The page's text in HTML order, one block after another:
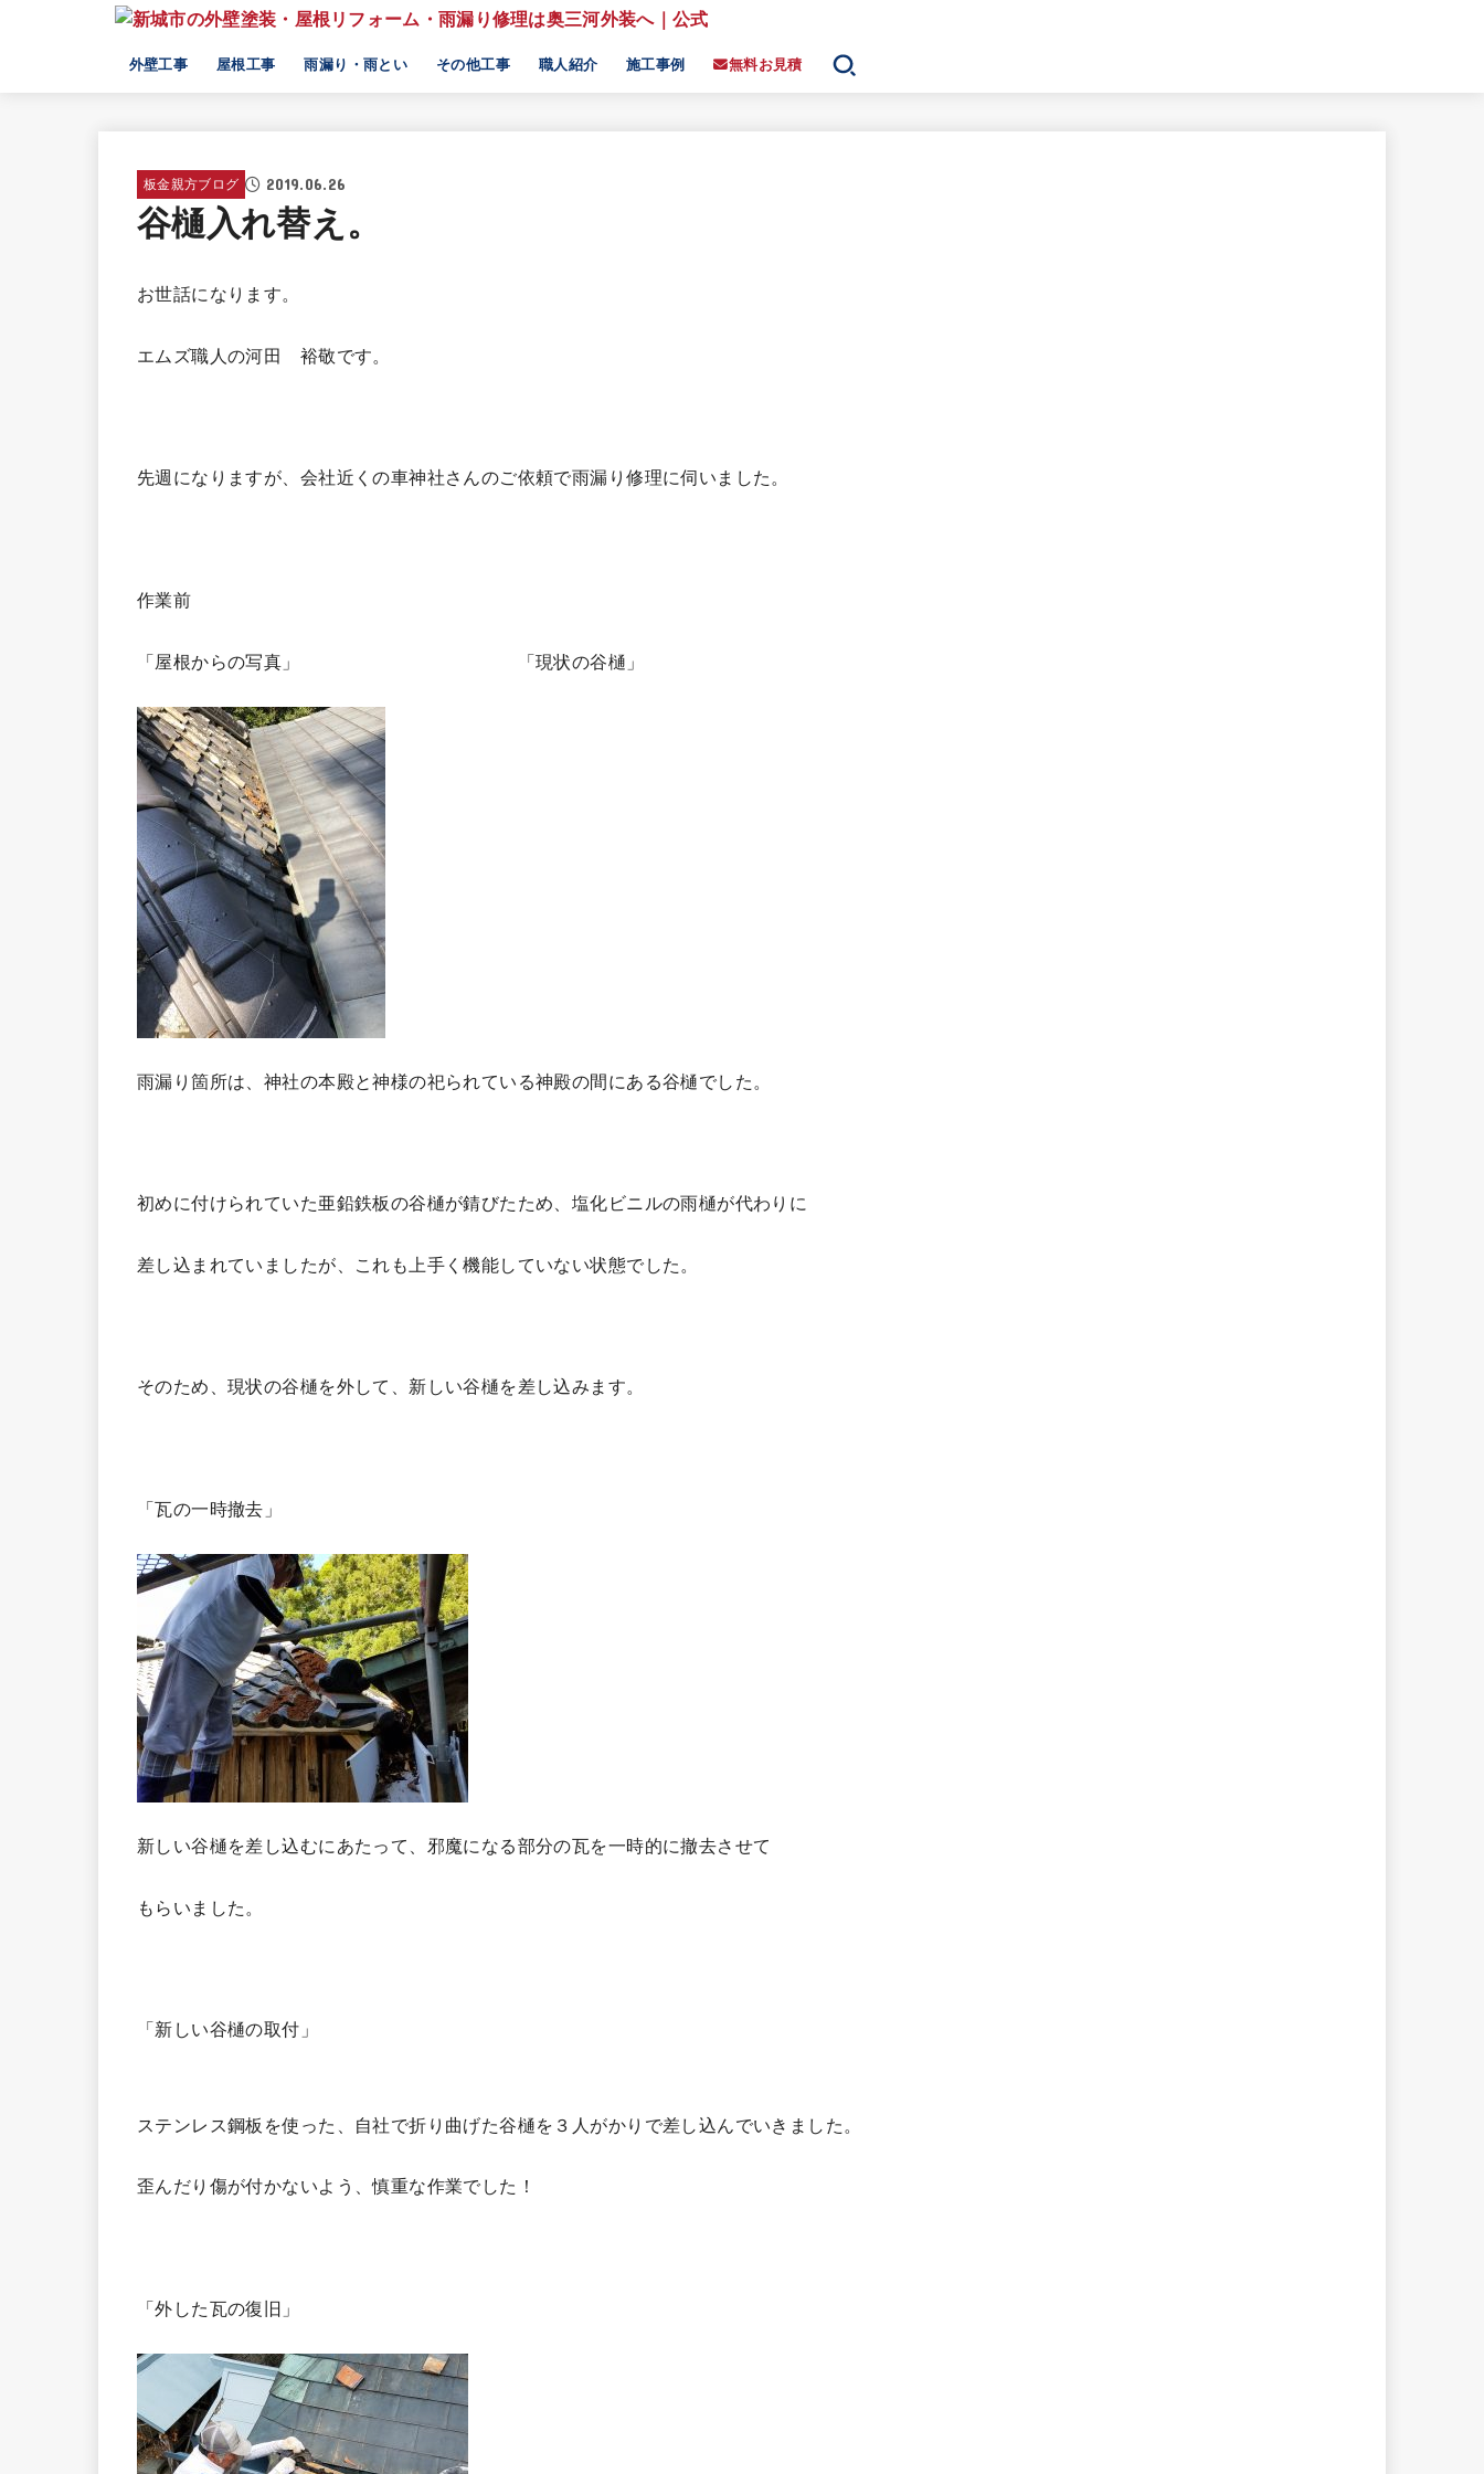
外壁工事 屋根工事 雨漏り・雨とい その他工事 職人紹介 施工事例 無料お見積
板金親方ブログ 2019.06.26
谷樋入れ替え。
お世話になります。
エムズ職人の河田 裕敬です。
先週になりますが、会社近くの車神社さんのご依頼で雨漏り修理に伺いました。
作業前
「屋根からの写真」 「現状の谷樋」
雨漏り箇所は、神社の本殿と神様の祀られている神殿の間にある谷樋でした。
初めに付けられていた亜鉛鉄板の谷樋が錆びたため、塩化ビニルの雨樋が代わりに
差し込まれていましたが、これも上手く機能していない状態でした。
そのため、現状の谷樋を外して、新しい谷樋を差し込みます。
「瓦の一時撤去」
新しい谷樋を差し込むにあたって、邪魔になる部分の瓦を一時的に撤去させて
もらいました。
「新しい谷樋の取付」
ステンレス鋼板を使った、自社で折り曲げた谷樋を３人がかりで差し込んでいきました。
歪んだり傷が付かないよう、慎重な作業でした！
「外した瓦の復旧」